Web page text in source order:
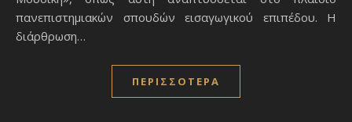
πανεπιστημιακών σπουδών εισαγωγικού επιπέδου. Η
διάρθρωση…
ΠΕΡΙΣΣΌΤΕΡΑ